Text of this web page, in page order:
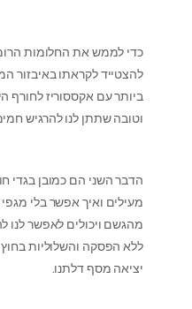
כדי לממש את החלומות
להצטייד לקראתו באיבזור
ביותר עם אקססוריז לחורף
וטובה שתתן לנו להרגיש
הדבר השני הם כמובן בגדי
מעילים ואיך אפשר בלי
מהגשם ויכולים לאפשר לנו
ללא הפסקה והשלוליות
יציאה מסף דלתנו.